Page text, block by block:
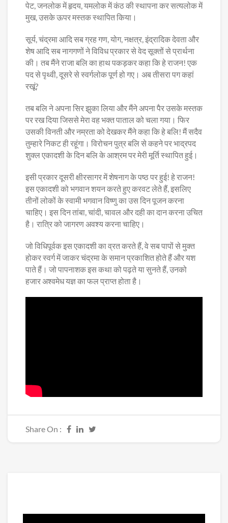
पेट, जनलोक में हृदय, यमलोक में कंठ की स्थापना कर सत्यलोक में
मुख, उसके ऊपर मस्तक स्थापित किया।
सूर्य, चंद्रमा आदि सब ग्रह गण, योग, नक्षत्र, इंद्रादिक देवता और
शेष आदि सब नागगणों ने विविध प्रकार से वेद सूक्तों से प्रार्थना
की। तब मैंने राजा बलि का हाथ पकड़कर कहा कि हे राजन! एक
पद से पृथ्वी, दूसरे से स्वर्गलोक पूर्ण हो गए। अब तीसरा पग कहां
रखूं?
तब बलि ने अपना सिर झुका लिया और मैंने अपना पैर उसके मस्तक
पर रख दिया जिससे मेरा वह भक्त पाताल को चला गया। फिर
उसकी विनती और नम्रता को देखकर मैंने कहा कि हे बलि! मैं सदैव
तुम्हारे निकट ही रहूंगा। विरोचन पुत्र बलि से कहने पर भाद्रपद
शुक्ल एकादशी के दिन बलि के आश्रम पर मेरी मूर्ति स्थापित हुई।
इसी प्रकार दूसरी क्षीरसागर में शेषनाग के पष्ठ पर हुई! हे राजन!
इस एकादशी को भगवान शयन करते हुए करवट लेते हैं, इसलिए
तीनों लोकों के स्वामी भगवान विष्णु का उस दिन पूजन करना
चाहिए। इस दिन तांबा, चांदी, चावल और दही का दान करना उचित
है। रात्रि को जागरण अवश्य करना चाहिए।
जो विधिपूर्वक इस एकादशी का व्रत करते हैं, वे सब पापों से मुक्त
होकर स्वर्ग में जाकर चंद्रमा के समान प्रकाशित होते हैं और यश
पाते हैं। जो पापनाशक इस कथा को पढ़ते या सुनते हैं, उनको
हजार अश्वमेध यज्ञ का फल प्राप्त होता है।
Share On :